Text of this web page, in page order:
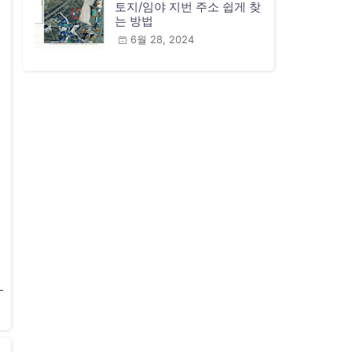
토지/임야 지번 주소 쉽게 찾
는 방법
6월 28, 2024